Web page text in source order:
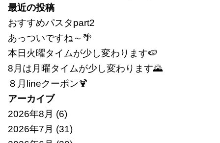
索:
最近の投稿
おすすめパスタpart2
あっついですね～🌴
本日火曜タイムが少し変わります🍉
8月は月曜タイムが少し変わります🌄
８月lineクーポン🍹
アーカイブ
2026年8月 (6)
2026年7月 (31)